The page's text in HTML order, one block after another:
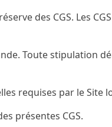
des CGS. Les
Toute stipulation
requises par le Site
présentes CGS.